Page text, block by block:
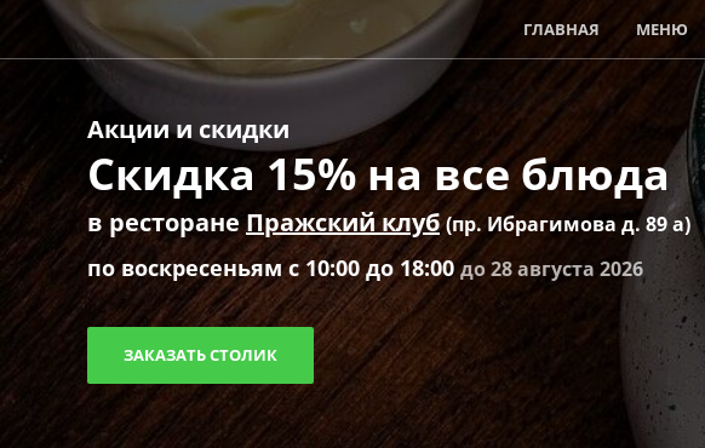
ГЛАВНАЯ МЕНЮ
Акции и скидки
Скидка 15% на все блюда
в ресторанеПражский клуб (пр. Ибрагимова д. 89 а)
по воскресеньям c 10:00 до 18:00до 28 августа 2026
ЗАКАЗАТЬ СТОЛИК